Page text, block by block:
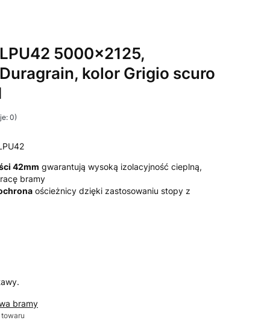
5000x2125,
kolor Grigio scuro
0)
42mm gwarantują wysoką izolacyjność cieplną,
bramy
ościeżnicy dzięki zastosowaniu stopy z
bramy